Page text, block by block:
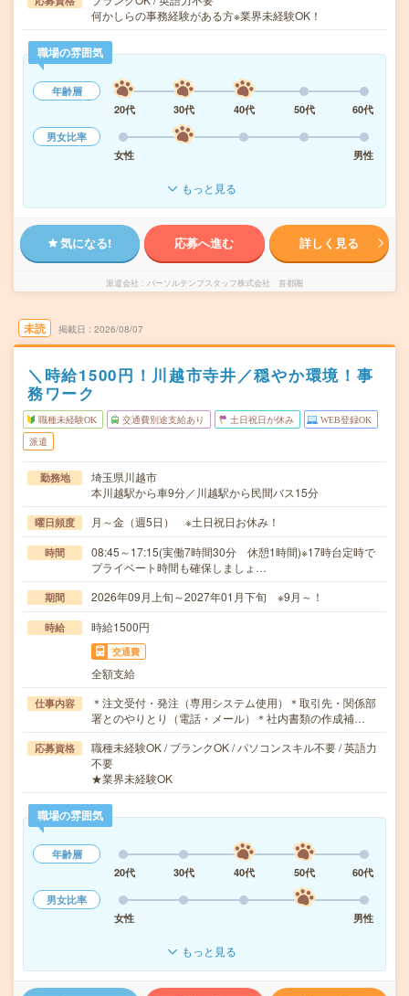
何かしらの事務経験がある方※業界未経験OK！
職場の雰囲気
年齢層
20代
30代 40代 50代
60代
男女比率
女性
男性
もっと見る
気になる! 応募へ進む 詳しく見る
派遣会社 パーソルテンプスタッフ株式会社 首都圏
未読 掲載日 2026/08/07
＼時給1500円！川越市寺井／穏やか環境！事
務ワーク
職種未経験OK 交通費別途支給あり 土日祝日が休み WEB登録OK
派遣
勤務地
埼玉県川越市
本川越駅から車9分／川越駅から民間バス15分
曜日頻度 月～金（週5日） ※土日祝日お休み！
時間
08:45～17:15(実働7時間30分 休憩1時間)※17時台定時で
プライベート時間も確保しましょ…
期間 2026年09月上旬～2027年01月下旬 ※9月～！
時給 時給1500円
交通費
全額支給
仕事内容
＊注文受付・発注（専用システム使用）＊取引先・関係部
署とのやりとり（電話・メール）＊社内書類の作成補…
応募資格
職種未経験OK / ブランクOK / パソコンスキル不要 / 英語力
不要
★業界未経験OK
職場の雰囲気
年齢層
20代
30代 40代 50代
60代
男女比率
女性
男性
もっと見る